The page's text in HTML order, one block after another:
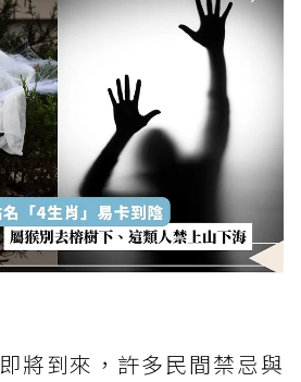
即將到來，許多民間禁忌與